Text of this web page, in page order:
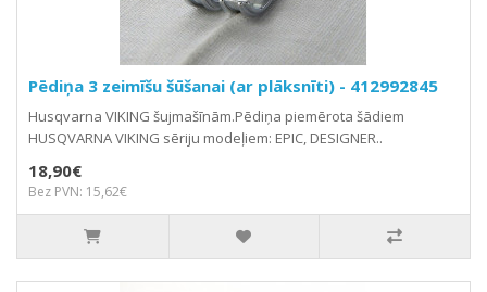
Pēdiņa 3 zeimīšu šūšanai (ar plāksnīti) - 412992845
Husqvarna VIKING šujmašīnām.Pēdiņa piemērota šādiem
HUSQVARNA VIKING sēriju modeļiem: EPIC, DESIGNER..
18,90€
Bez PVN: 15,62€